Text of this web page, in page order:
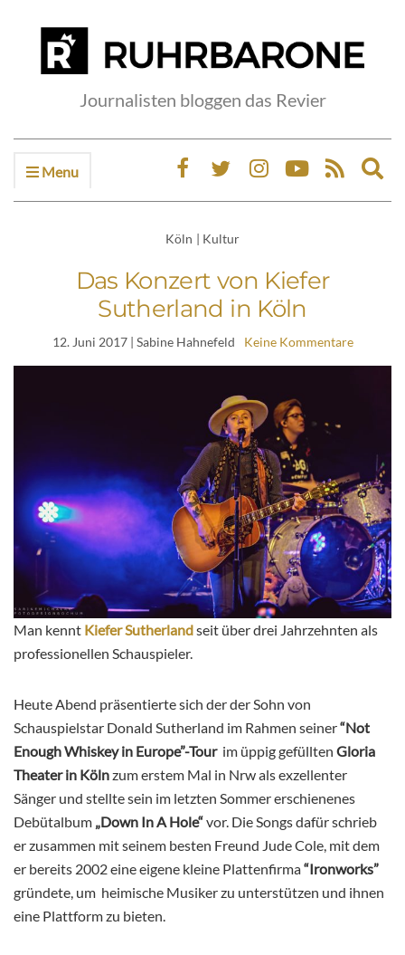
Journalisten bloggen das Revier
Menu
Köln | Kultur
Das Konzert von Kiefer
Sutherland in Köln
12. Juni 2017| Sabine Hahnefeld Keine Kommentare
Man kennt Kiefer Sutherlandseit über drei Jahrzehnten als
professionellen Schauspieler.
Heute Abend präsentierte sich der der Sohn von
Schauspielstar Donald Sutherland im Rahmen seiner“Not
Enough Whiskey in Europe”-Tourim üppig gefüllten Gloria
Theater in Kölnzum erstem Mal in Nrw als exzellenter
Sänger und stellte sein im letzten Sommer erschienenes
Debütalbum „Down In A Hole“vor. Die Songs dafür schrieb
er zusammen mit seinem besten Freund Jude Cole, mit dem
er bereits 2002 eine eigene kleine Plattenfirma“Ironworks”
gründete, um heimische Musiker zu unterstützen und ihnen
eine Plattform zu bieten.